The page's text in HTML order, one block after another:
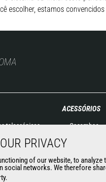
escolher, estamos
telescópicos
telescópicos
telescópicos
ACESSÓRIOS
Caçambas
Garfos e
PRIVACY
of our website, to
social networks. We therefore